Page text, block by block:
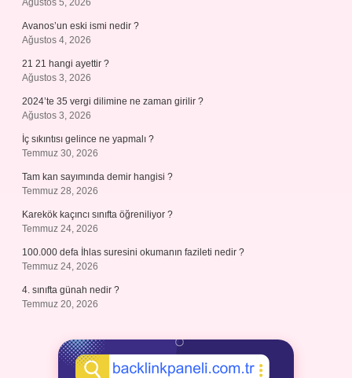
Ağustos 5, 2026
Avanos’un eski ismi nedir ?
Ağustos 4, 2026
21 21 hangi ayettir ?
Ağustos 3, 2026
2024’te 35 vergi dilimine ne zaman girilir ?
Ağustos 3, 2026
İç sıkıntısı gelince ne yapmalı ?
Temmuz 30, 2026
Tam kan sayımında demir hangisi ?
Temmuz 28, 2026
Karekök kaçıncı sınıfta öğreniliyor ?
Temmuz 24, 2026
100.000 defa İhlas suresini okumanın fazileti nedir ?
Temmuz 24, 2026
4. sınıfta günah nedir ?
Temmuz 20, 2026